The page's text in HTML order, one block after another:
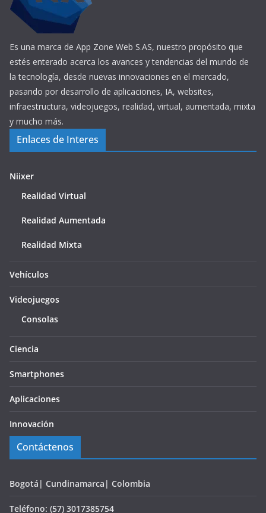
Es una marca de App Zone Web S.AS, nuestro propósito que
estés enterado acerca los avances y tendencias del mundo de
la tecnología, desde nuevas innovaciones en el mercado,
pasando por desarrollo de aplicaciones, IA, websites,
infraestructura, videojuegos, realidad, virtual, aumentada, mixta
y mucho más.
Enlaces de Interes
Niixer
Realidad Virtual
Realidad Aumentada
Realidad Mixta
Vehículos
Videojuegos
Consolas
Ciencia
Smartphones
Aplicaciones
Innovación
Contáctenos
Bogotá| Cundinamarca| Colombia
Teléfono: (57) 3017385754